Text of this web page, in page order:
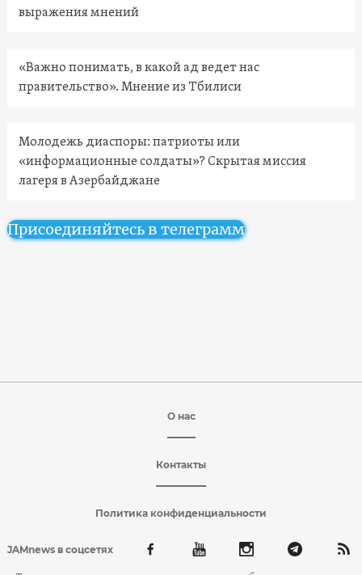
выражения мнений
«Важно понимать, в какой ад ведет нас
правительство». Мнение из Тбилиси
Молодежь диаспоры: патриоты или
«информационные солдаты»? Скрытая миссия
лагеря в Азербайджане
Присоединяйтесь в телеграмм
О нас
Контакты
Политика конфиденциальности
JAMnews в соцсетях